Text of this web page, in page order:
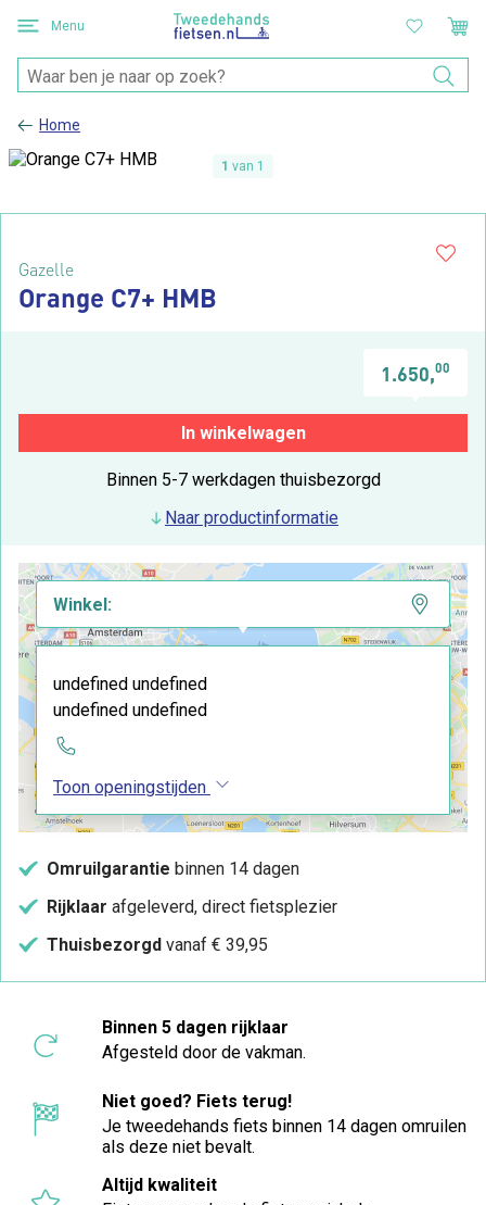
Menu
Home
1 van 1
Gazelle
Orange C7+ HMB
1.650,00
In winkelwagen
Binnen 5-7 werkdagen thuisbezorgd
Naar productinformatie
Winkel:
undefined undefined
undefined undefined
Toon openingstijden
Omruilgarantie binnen 14 dagen
Rijklaar afgeleverd, direct fietsplezier
Thuisbezorgd vanaf € 39,95
Binnen 5 dagen rijklaar
Afgesteld door de vakman.
Niet goed? Fiets terug!
Je tweedehands fiets binnen 14 dagen omruilen
als deze niet bevalt.
Altijd kwaliteit